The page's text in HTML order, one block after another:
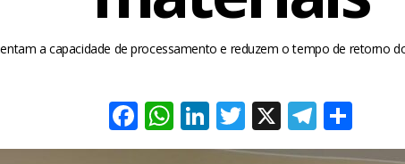
a capacidade de processamento e reduzem o tempo de retorno
Facebook
WhatsApp
LinkedIn
Twitter
X